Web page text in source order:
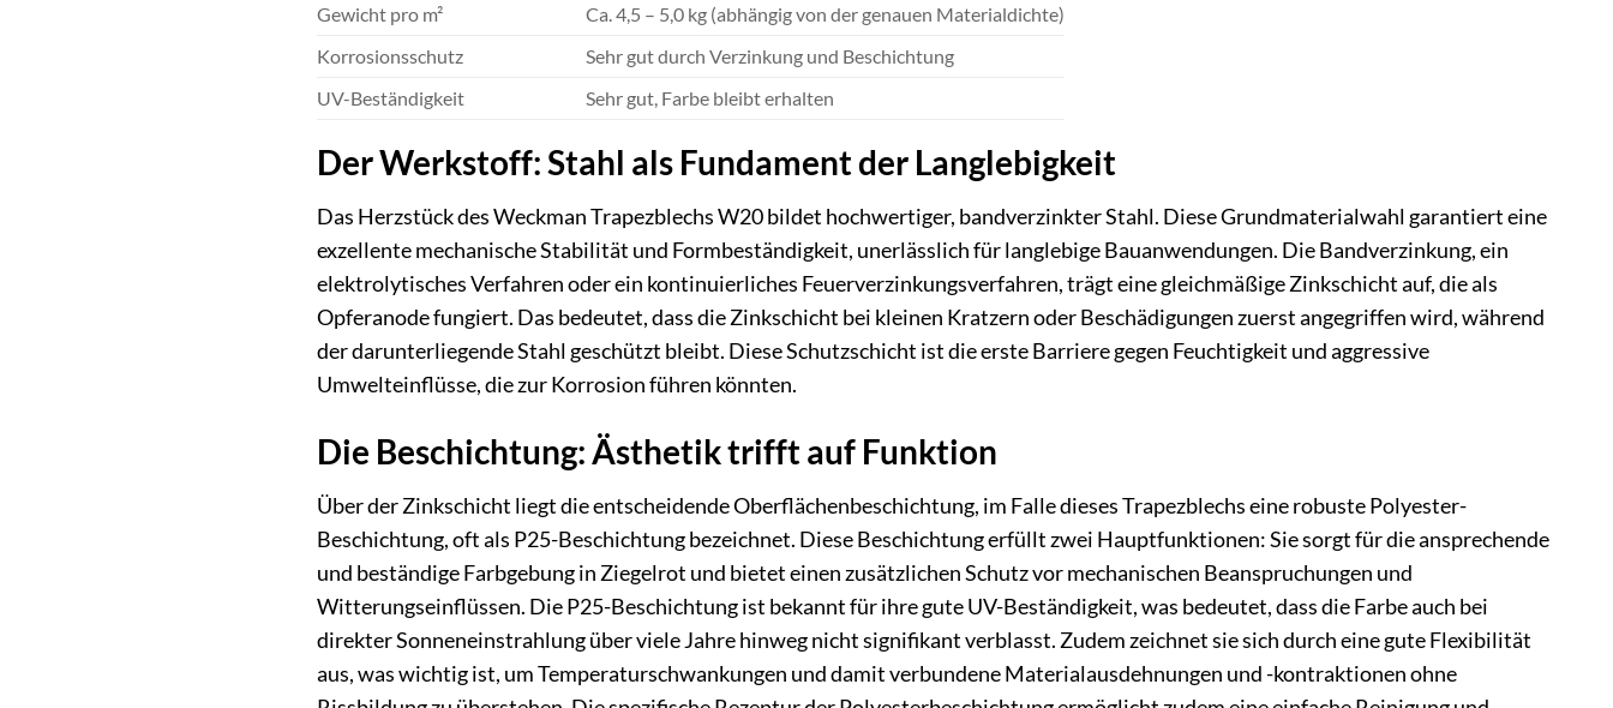
Gewicht pro m²
Ca. 4,5 – 5,0 kg (abhängig von der genauen Materialdichte)
Korrosionsschutz
Sehr gut durch Verzinkung und Beschichtung
UV-Beständigkeit
Sehr gut, Farbe bleibt erhalten
Der Werkstoff: Stahl als Fundament der Langlebigkeit
Das Herzstück des Weckman Trapezblechs W20 bildet hochwertiger, bandverzinkter Stahl. Diese Grundmaterialwahl garantiert eine
exzellente mechanische Stabilität und Formbeständigkeit, unerlässlich für langlebige Bauanwendungen. Die Bandverzinkung, ein
elektrolytisches Verfahren oder ein kontinuierliches Feuerverzinkungsverfahren, trägt eine gleichmäßige Zinkschicht auf, die als
Opferanode fungiert. Das bedeutet, dass die Zinkschicht bei kleinen Kratzern oder Beschädigungen zuerst angegriffen wird, während
der darunterliegende Stahl geschützt bleibt. Diese Schutzschicht ist die erste Barriere gegen Feuchtigkeit und aggressive
Umwelteinflüsse, die zur Korrosion führen könnten.
Die Beschichtung: Ästhetik trifft auf Funktion
Über der Zinkschicht liegt die entscheidende Oberflächenbeschichtung, im Falle dieses Trapezblechs eine robuste Polyester-
Beschichtung, oft als P25-Beschichtung bezeichnet. Diese Beschichtung erfüllt zwei Hauptfunktionen: Sie sorgt für die ansprechende
und beständige Farbgebung in Ziegelrot und bietet einen zusätzlichen Schutz vor mechanischen Beanspruchungen und
Witterungseinflüssen. Die P25-Beschichtung ist bekannt für ihre gute UV-Beständigkeit, was bedeutet, dass die Farbe auch bei
direkter Sonneneinstrahlung über viele Jahre hinweg nicht signifikant verblasst. Zudem zeichnet sie sich durch eine gute Flexibilität
aus, was wichtig ist, um Temperaturschwankungen und damit verbundene Materialausdehnungen und -kontraktionen ohne